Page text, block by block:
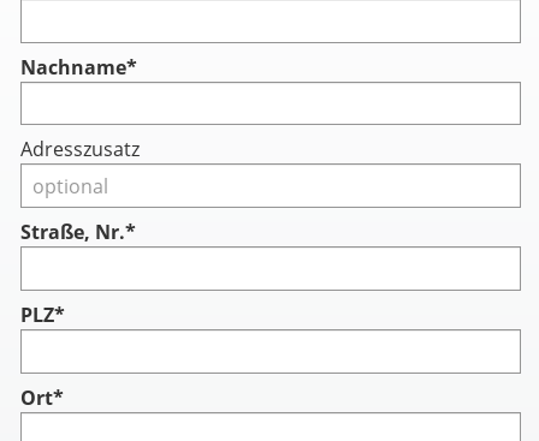
Nachname*
Adresszusatz
Straße, Nr.*
PLZ*
Ort*